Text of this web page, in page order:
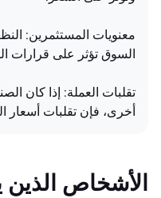
معنويات المستثمرين:
السوق تؤثر على قرارات
تقلبات العملة: إذا كان
أخرى، فإن تقلبات
الأشخاص